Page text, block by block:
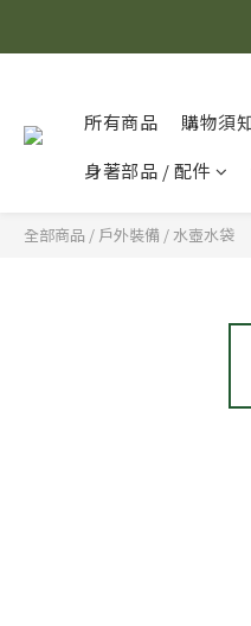
所有商品 購物須
身著部品 / 配件
全部商品 / 戶外裝備 / 水壺水袋